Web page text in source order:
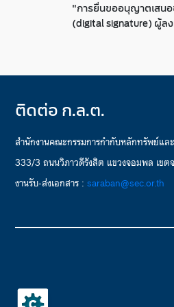
"การยื่นขออนุญาตเสนอ
(digital signature) ผู้ล
ติดต่อ ก.ล.ต.
สำนักงานคณะกรรมการกำกับหลักทรัพย์แ
333/3 ถนนวิภาวดีรังสิต แขวงจอมพล เข
งานรับ-ส่งเอกสาร : saraban@sec.or.th